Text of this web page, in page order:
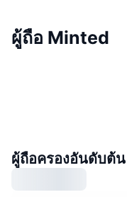
ผู้ถือ Minted
ผู้ถือครองอันดับต้น